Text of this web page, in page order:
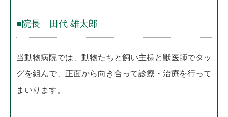
■院長 田代 雄太郎
当動物病院では、動物たちと飼い主様と獣医師でタッ
グを組んで、正面から向き合って診療・治療を行って
まいります。